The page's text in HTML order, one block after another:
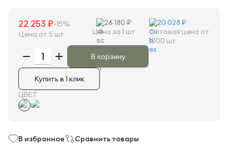
22 253 ₽-15%
Цена от 5 шт
26 180 ₽
Цена за 1 шт
20 028 ₽
Оптовая цена от
1000 шт
В корзину
Купить в 1 клик
ЦВЕТ
В избранное Сравнить товары